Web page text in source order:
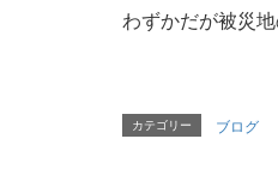
わずかだが被災
カテゴリー ブログ